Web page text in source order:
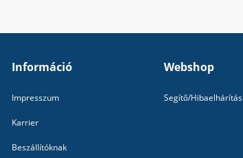
Információ
Impresszum
Karrier
Beszállítóknak
Webshop
Segítő/Hibaelhárítás